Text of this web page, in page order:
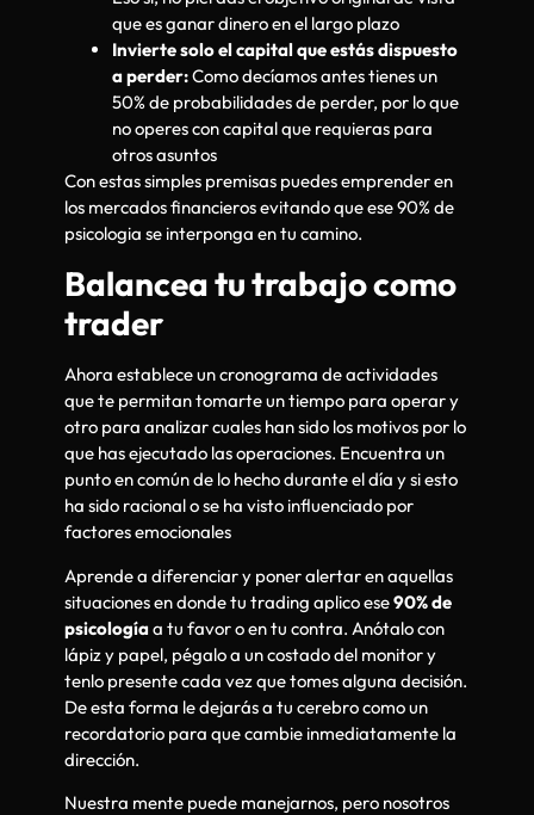
que es ganar dinero en el largo plazo
Invierte solo el capital que estás dispuesto
a perder:Como decíamos antes tienes un
50% de probabilidades de perder, por lo que
no operes con capital que requieras para
otros asuntos
Con estas simples premisas puedes emprender en
los mercados financieros evitando que ese 90% de
psicologia se interponga en tu camino.
Balancea tu trabajo como
trader
Ahora establece un cronograma de actividades
que te permitan tomarte un tiempo para operar y
otro para analizar cuales han sido los motivos por lo
que has ejecutado las operaciones. Encuentra un
punto en común de lo hecho durante el día y si esto
ha sido racional o se ha visto influenciado por
factores emocionales
Aprende a diferenciar y poner alertar en aquellas
situaciones en donde tu trading aplico ese90% de
psicologíaa tu favor o en tu contra. Anótalo con
lápiz y papel, pégalo a un costado del monitor y
tenlo presente cada vez que tomes alguna decisión.
De esta forma le dejarás a tu cerebro como un
recordatorio para que cambie inmediatamente la
dirección.
Nuestra mente puede manejarnos, pero nosotros